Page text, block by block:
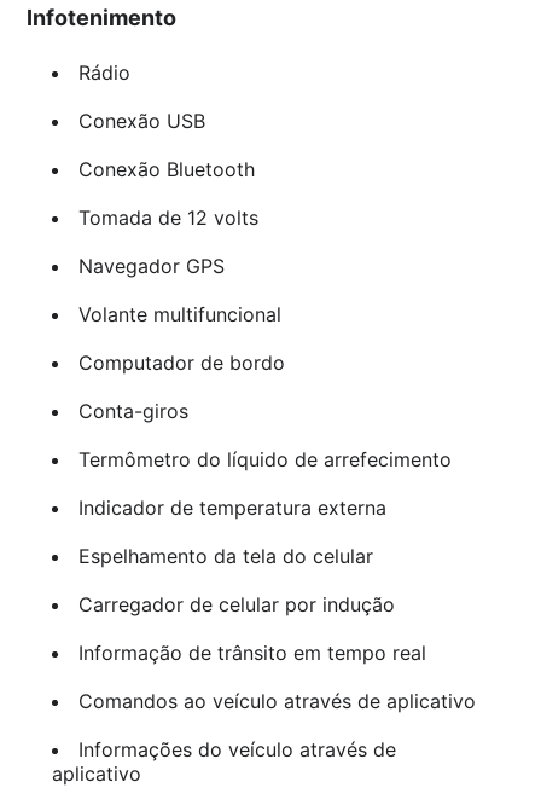
Infotenimento
Rádio
Conexão USB
Conexão Bluetooth
Tomada de 12 volts
Navegador GPS
Volante multifuncional
Computador de bordo
Conta-giros
Termômetro do líquido de arrefecimento
Indicador de temperatura externa
Espelhamento da tela do celular
Carregador de celular por indução
Informação de trânsito em tempo real
Comandos ao veículo através de aplicativo
Informações do veículo através de
aplicativo